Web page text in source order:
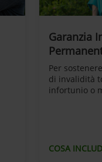
Garanzia
Per
di invalidità
infortunio o
COSA